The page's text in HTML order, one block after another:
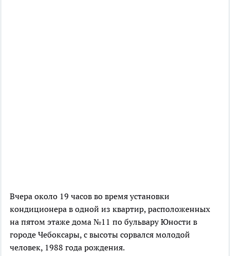
Вчера около 19 часов во время установки
кондиционера в одной из квартир, расположенных
на пятом этаже дома №11 по бульвару Юности в
городе Чебоксары, с высоты сорвался молодой
человек, 1988 года рождения.